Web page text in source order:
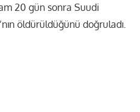
20 gün sonra Suudi
öldürüldüğünü doğruladı.